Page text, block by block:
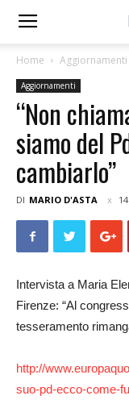
Home Aggiornamenti
Aggiornamenti
“Non
siamo del
cambiarlo”
DI MARIO D'ASTA
Intervista a Maria
Firenze: “Al
tesseramento
http://
suo-pd-ecco-come-